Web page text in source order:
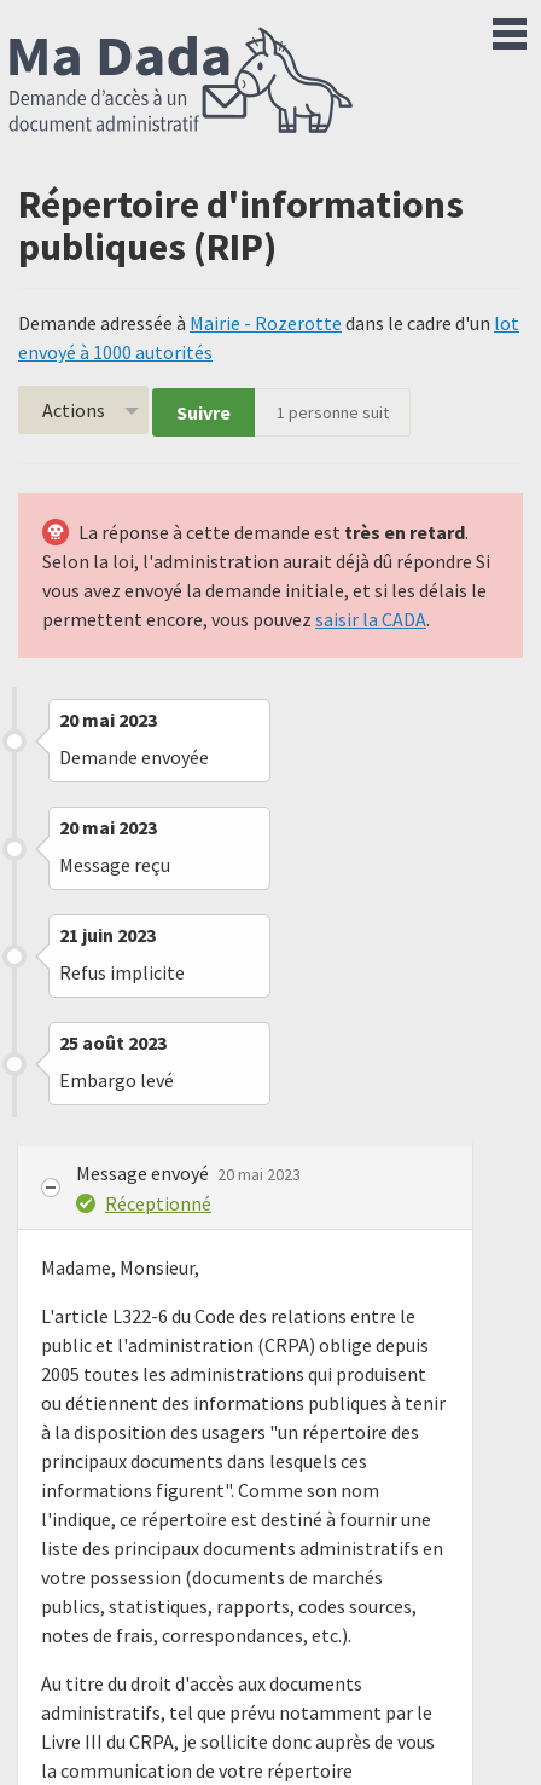
Répertoire d'informations
publiques (RIP)
Demande adressée à Mairie - Rozerotte dans le cadre d'un lot
envoyé à 1000 autorités
Actions Suivre 1 personne suit
La réponse à cette demande est très en retard.
Selon la loi, l'administration aurait déjà dû répondre Si
vous avez envoyé la demande initiale, et si les délais le
permettent encore, vous pouvez saisir la CADA.
20 mai 2023
Demande envoyée
20 mai 2023
Message reçu
21 juin 2023
Refus implicite
25 août 2023
Embargo levé
Message envoyé 20 mai 2023
Réceptionné
Madame, Monsieur,
L'article L322-6 du Code des relations entre le
public et l'administration (CRPA) oblige depuis
2005 toutes les administrations qui produisent
ou détiennent des informations publiques à tenir
à la disposition des usagers "un répertoire des
principaux documents dans lesquels ces
informations figurent". Comme son nom
l'indique, ce répertoire est destiné à fournir une
liste des principaux documents administratifs en
votre possession (documents de marchés
publics, statistiques, rapports, codes sources,
notes de frais, correspondances, etc.).
Au titre du droit d'accès aux documents
administratifs, tel que prévu notamment par le
Livre III du CRPA, je sollicite donc auprès de vous
la communication de votre répertoire